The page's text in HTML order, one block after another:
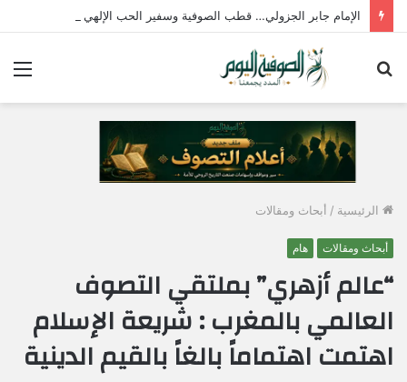
الإمام جابر الجزولي… قطب الصوفية وسفير الحب الإلهي في مصر
الرئيسية / أبحاث ومقالات
أبحاث ومقالات هام
“عالم أزهري” بملتقي التصوف
العالمي بالمغرب : شريعة الإسلام
اهتمت اهتماماً بالغاً بالقيم الدينية